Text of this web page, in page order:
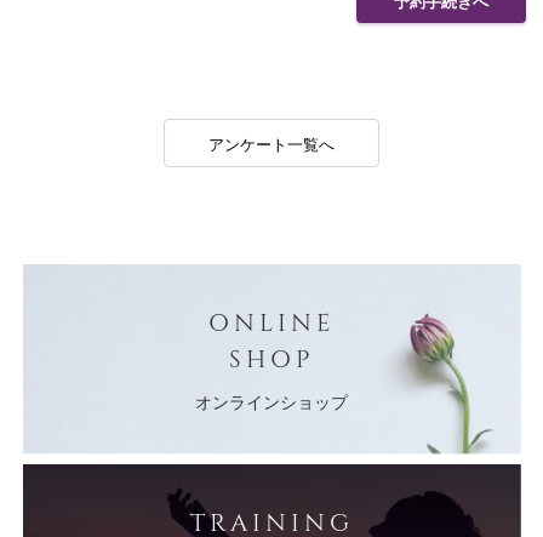
アンケート一覧へ
ONLINE
SHOP
オンラインショップ
TRAINING